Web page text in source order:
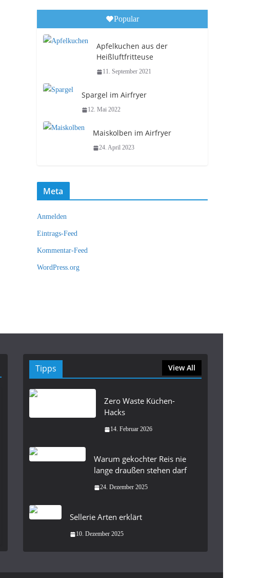
Popular
Apfelkuchen aus der
Heißluftfritteuse
11. September 2021
Spargel im Airfryer
12. Mai 2022
Maiskolben im Airfryer
24. April 2023
Meta
Anmelden
Eintrags-Feed
Kommentar-Feed
WordPress.org
Tipps View All
Zero Waste Küchen-
Hacks
14. Februar 2026
Warum gekochter Reis nie
lange draußen stehen darf
24. Dezember 2025
Sellerie Arten erklärt
10. Dezember 2025